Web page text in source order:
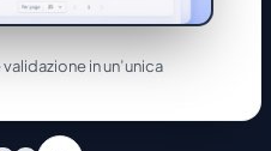
in un’unica